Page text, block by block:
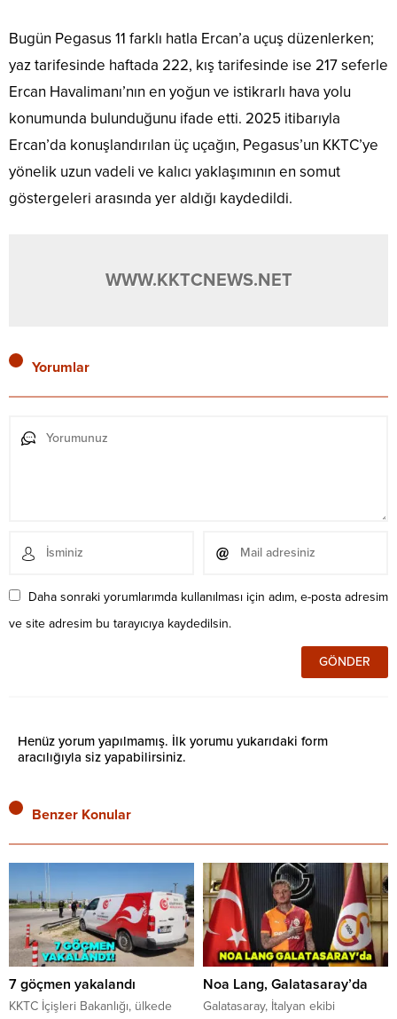
Bugün Pegasus 11 farklı hatla Ercan’a uçuş düzenlerken;
yaz tarifesinde haftada 222, kış tarifesinde ise 217 seferle
Ercan Havalimanı’nın en yoğun ve istikrarlı hava yolu
konumunda bulunduğunu ifade etti. 2025 itibarıyla
Ercan’da konuşlandırılan üç uçağın, Pegasus’un KKTC’ye
yönelik uzun vadeli ve kalıcı yaklaşımının en somut
göstergeleri arasında yer aldığı kaydedildi.
WWW.KKTCNEWS.NET
Yorumlar
Daha sonraki yorumlarımda kullanılması için adım, e-posta adresim
ve site adresim bu tarayıcıya kaydedilsin.
Henüz yorum yapılmamış. İlk yorumu yukarıdaki form
aracılığıyla siz yapabilirsiniz.
Benzer Konular
7 göçmen yakalandı
KKTC İçişleri Bakanlığı, ülkede
Noa Lang, Galatasaray’da
Galatasaray, İtalyan ekibi